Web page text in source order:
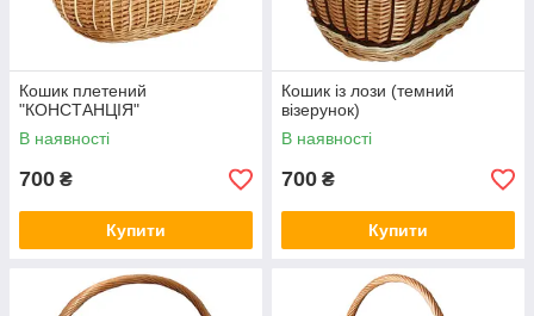
Кошик плетений
"КОНСТАНЦІЯ"
В наявності
700 ₴
Купити
Кошик із лози (темний
візерунок)
В наявності
700 ₴
Купити